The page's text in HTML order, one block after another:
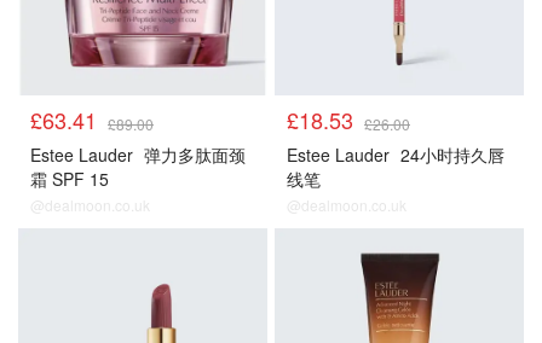
£63.41 £89.00
Estee Lauder 弹力多肽面颈
霜 SPF 15
@dealmoon.co.uk
£18.53 £26.00
Estee Lauder 24小时持久唇
线笔
@dealmoon.co.uk
正价产品85折